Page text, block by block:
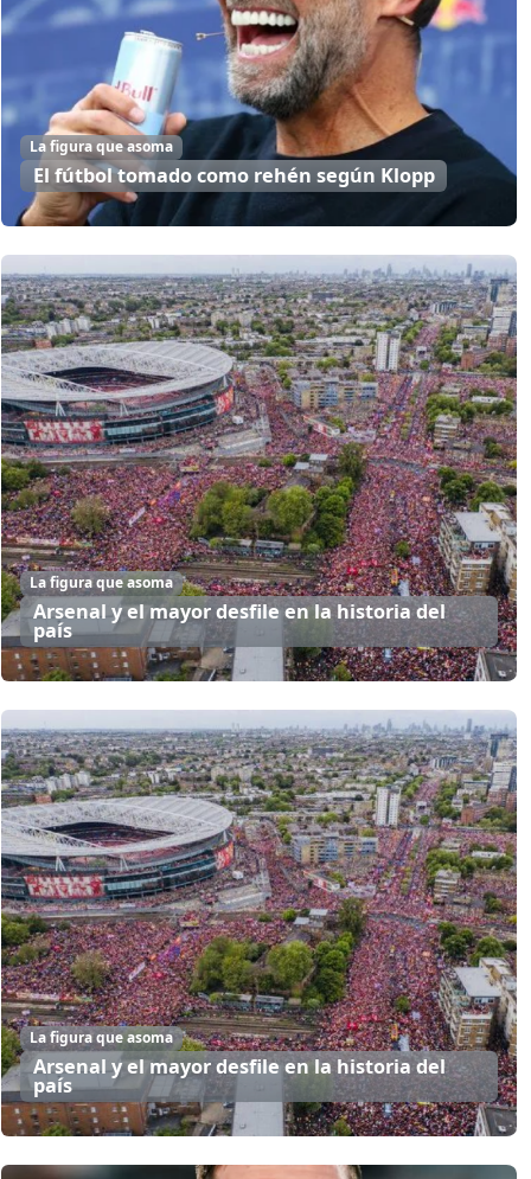
La figura que asoma
El fútbol tomado como rehén según Klopp
La figura que asoma
Arsenal y el mayor desfile en la historia del
país
La figura que asoma
Arsenal y el mayor desfile en la historia del
país